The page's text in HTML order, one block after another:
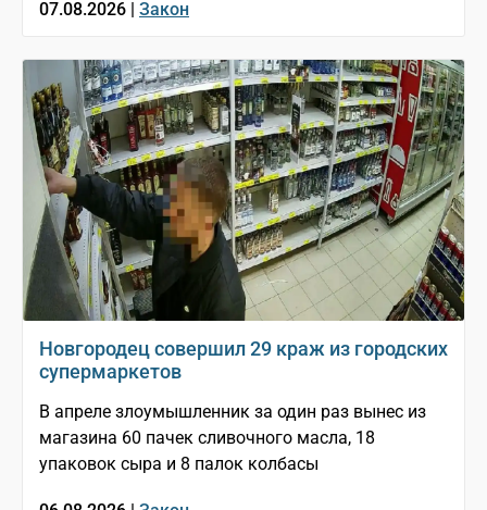
07.08.2026 | Закон
Новгородец совершил 29 краж из городских
супермаркетов
В апреле злоумышленник за один раз вынес из
магазина 60 пачек сливочного масла, 18
упаковок сыра и 8 палок колбасы